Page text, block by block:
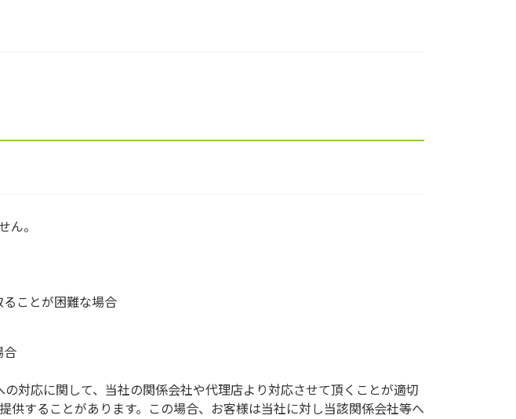
ん。
ことが困難な場合
合
対応に関して、当社の関係会社や代理店より対応させて頂くことが適切
することがあります。この場合、お客様は当社に対し当該関係会社等へ